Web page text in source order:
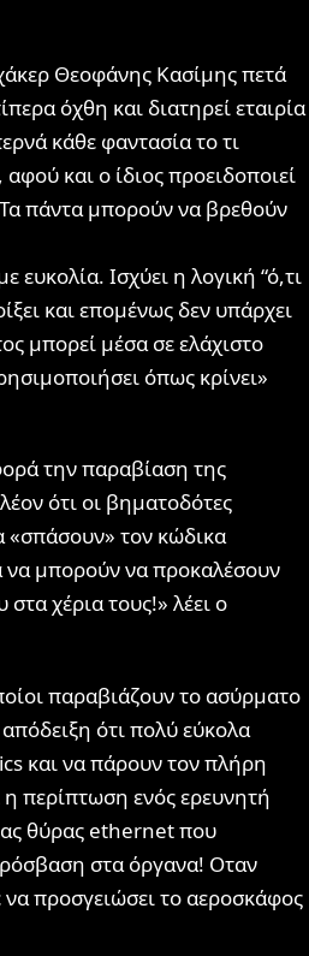
Θεοφάνης Κασίμης πετά
όχθη και διατηρεί εταιρία
κάθε φαντασία το τι
και ο ίδιος προειδοποιεί
πάντα μπορούν να βρεθούν
ευκολία. Ισχύει η λογική “ό,τι
και επομένως δεν υπάρχει
μπορεί μέσα σε ελάχιστο
όπως κρίνει»
την παραβίαση της
ότι οι βηματοδότες
«σπάσουν» τον κώδικα
μπορούν να προκαλέσουν
χέρια τους!» λέει ο
παραβιάζουν το ασύρματο
ότι πολύ εύκολα
και να πάρουν τον πλήρη
περίπτωση ενός ερευνητή
θύρας ethernet που
στα όργανα! Οταν
προσγειώσει το αεροσκάφος